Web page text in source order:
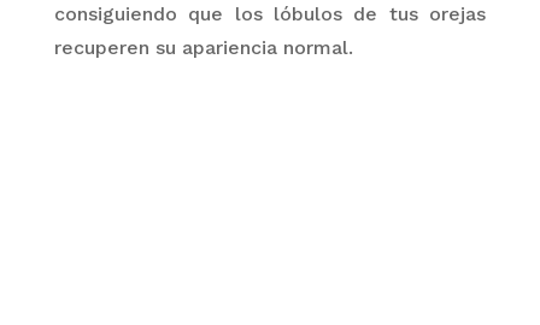
consiguiendo que los lóbulos de tus orejas
recuperen su apariencia normal.